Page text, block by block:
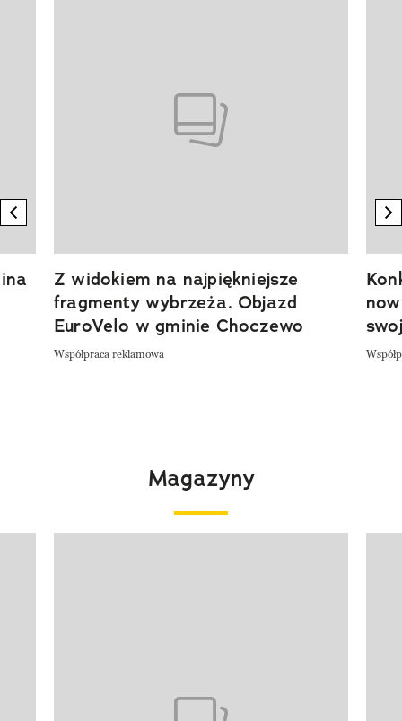
previous element
Z widokiem na najpiękniejsze
fragmenty wybrzeża. Objazd
EuroVelo w gminie Choczewo
Współpraca reklamowa
Magazyny